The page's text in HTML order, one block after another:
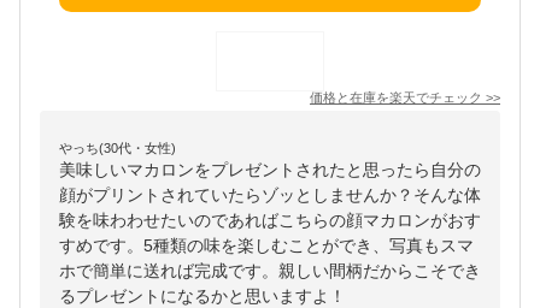
価格と在庫を楽天でチェック >>
やっち(30代・女性)
美味しいマカロンをプレゼントされたと思ったら自分の
顔がプリントされていたらゾッとしませんか？そんな体
験を味わわせたいのであればこちらの顔マカロンがおす
すめです。5種類の味を楽しむことができ、写真もスマ
ホで簡単に送れば完成です。親しい間柄だからこそでき
るプレゼントになるかと思いますよ！